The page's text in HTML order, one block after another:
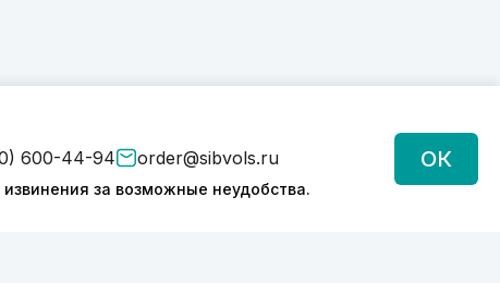
600-44-94 order@sibvols.ru
за возможные неудобства.
ОК